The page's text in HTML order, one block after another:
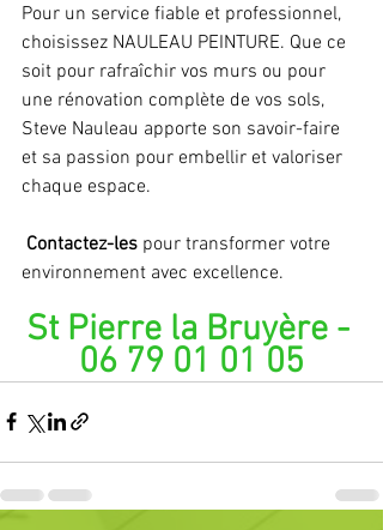
Pour un service fiable et professionnel,
choisissez NAULEAU PEINTURE. Que ce
soit pour rafraîchir vos murs ou pour
une rénovation complète de vos sols,
Steve Nauleau apporte son savoir-faire
et sa passion pour embellir et valoriser
chaque espace.
Contactez-les pour transformer votre
environnement avec excellence.
St Pierre la Bruyère -
06 79 01 01 05